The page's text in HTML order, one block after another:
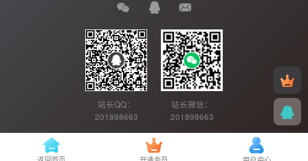
站长QQ：
201898663
站长微信：
201898663